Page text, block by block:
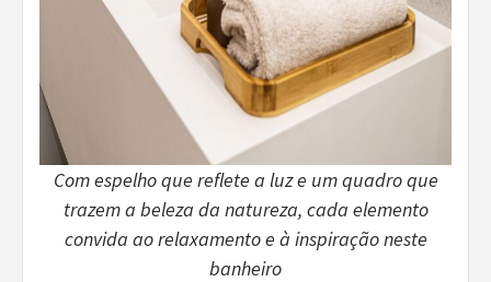
Com espelho que reflete a luz e um quadro que
trazem a beleza da natureza, cada elemento
convida ao relaxamento e à inspiração neste
banheiro